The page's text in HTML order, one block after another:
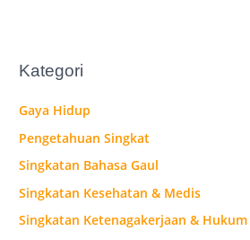
Kategori
Gaya Hidup
Pengetahuan Singkat
Singkatan Bahasa Gaul
Singkatan Kesehatan & Medis
Singkatan Ketenagakerjaan & Hukum